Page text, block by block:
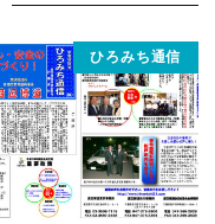
ひろみち通信